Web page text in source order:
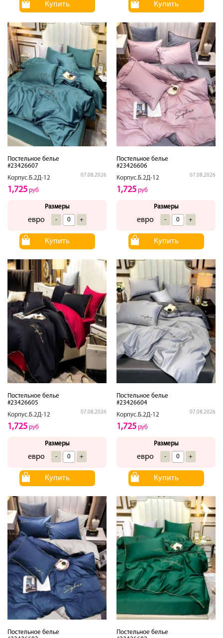
Купить Купить
Постельное белье
#23426607
Корпус.Б.2Д-12
07.08.2026
1,725 руб
Размеры
евро - +
Купить
Постельное белье
#23426606
Корпус.Б.2Д-12
07.08.2026
1,725 руб
Размеры
евро - +
Купить
Постельное белье
#23426605
Корпус.Б.2Д-12
07.08.2026
1,725 руб
Размеры
евро - +
Купить
Постельное белье
#23426604
Корпус.Б.2Д-12
07.08.2026
1,725 руб
Размеры
евро - +
Купить
Постельное белье
Постельное белье